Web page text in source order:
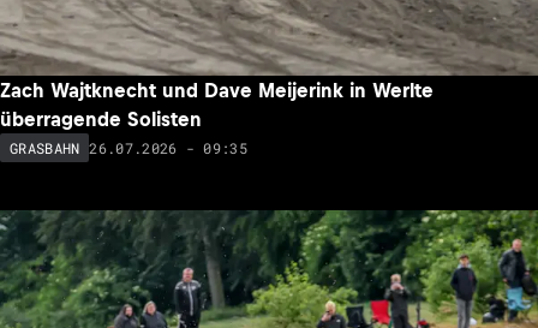
Zach Wajtknecht und Dave Meijerink in Werlte
überragende Solisten
GRASBAHN 26.07.2026 - 09:35